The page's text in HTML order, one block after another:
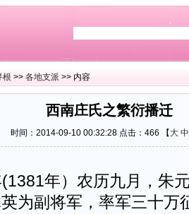
根 >> 各地支派 >> 内容
西南庄氏之繁衍播迁
时间：2014-09-10 00:32:28 点击： 466 【 大 中
年）农历九月，朱
为副将军，率军三十万